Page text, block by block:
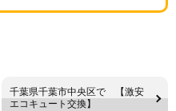
千葉県千葉市中央区で 【激安
エコキュート交換】